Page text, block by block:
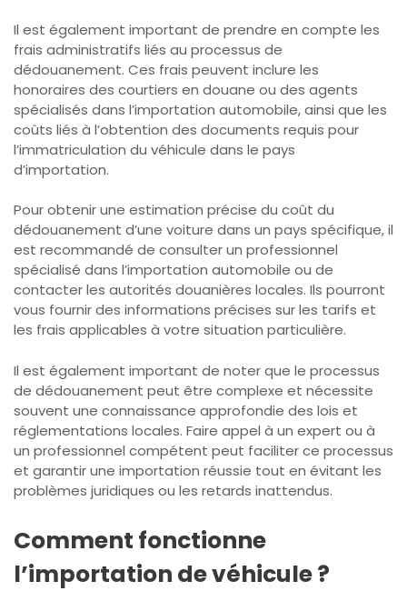
Il est également important de prendre en compte les
frais administratifs liés au processus de
dédouanement. Ces frais peuvent inclure les
honoraires des courtiers en douane ou des agents
spécialisés dans l’importation automobile, ainsi que les
coûts liés à l’obtention des documents requis pour
l’immatriculation du véhicule dans le pays
d’importation.
Pour obtenir une estimation précise du coût du
dédouanement d’une voiture dans un pays spécifique, il
est recommandé de consulter un professionnel
spécialisé dans l’importation automobile ou de
contacter les autorités douanières locales. Ils pourront
vous fournir des informations précises sur les tarifs et
les frais applicables à votre situation particulière.
Il est également important de noter que le processus
de dédouanement peut être complexe et nécessite
souvent une connaissance approfondie des lois et
réglementations locales. Faire appel à un expert ou à
un professionnel compétent peut faciliter ce processus
et garantir une importation réussie tout en évitant les
problèmes juridiques ou les retards inattendus.
Comment fonctionne
l’importation de véhicule ?